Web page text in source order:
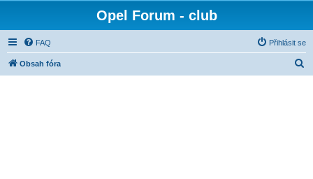
Opel Forum - club
FAQ Přihlásit se
Obsah fóra